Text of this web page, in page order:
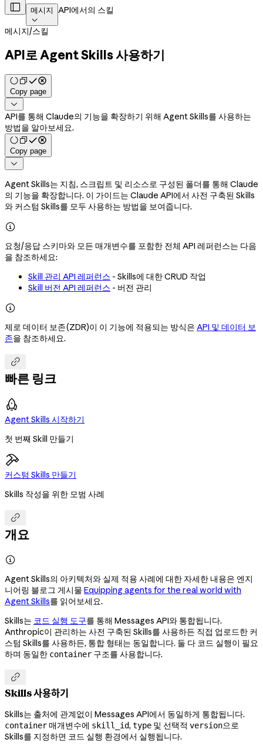
 메시지

API에서의 스킬
메시지/스킬
API로 Agent Skills 사용하기
Copy page

API를 통해 Claude의 기능을 확장하기 위해 Agent Skills를 사용하는
방법을 알아보세요.
Copy page

Agent Skills는 지침, 스크립트 및 리소스로 구성된 폴더를 통해 Claude
의 기능을 확장합니다. 이 가이드는 Claude API에서 사전 구축된 Skills
와 커스텀 Skills를 모두 사용하는 방법을 보여줍니다.

요청/응답 스키마와 모든 매개변수를 포함한 전체 API 레퍼런스는 다음
을 참조하세요:
Skill 관리 API 레퍼런스 - Skills에 대한 CRUD 작업
Skill 버전 API 레퍼런스 - 버전 관리

제로 데이터 보존(ZDR)이 이 기능에 적용되는 방식은 API 및 데이터 보
존을 참조하세요.

빠른 링크
Agent Skills 시작하기
첫 번째 Skill 만들기
커스텀 Skills 만들기
Skills 작성을 위한 모범 사례

개요

Agent Skills의 아키텍처와 실제 적용 사례에 대한 자세한 내용은 엔지
니어링 블로그 게시물 Equipping agents for the real world with
Agent Skills를 읽어보세요.
Skills는 코드 실행 도구를 통해 Messages API와 통합됩니다.
Anthropic이 관리하는 사전 구축된 Skills를 사용하든 직접 업로드한 커
스텀 Skills를 사용하든, 통합 형태는 동일합니다. 둘 다 코드 실행이 필요
하며 동일한 container 구조를 사용합니다.

Skills 사용하기
Skills는 출처에 관계없이 Messages API에서 동일하게 통합됩니다.
container매개변수에 skill_id, type 및 선택적 version으로
Skills를 지정하면 코드 실행 환경에서 실행됩니다.